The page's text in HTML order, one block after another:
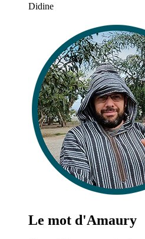
Didine
Le mot d'Amaury